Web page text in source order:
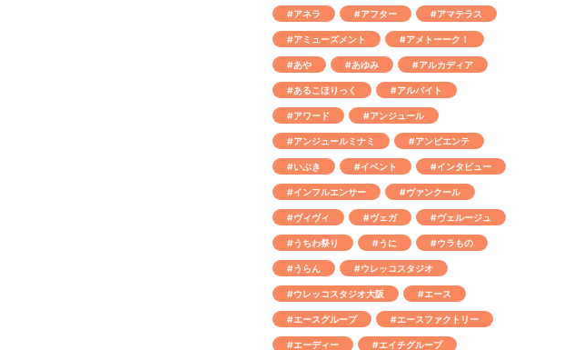
#アネラ #アフター #アマテラス
#アミューズメント #アメトーーク！
#あや #あゆみ #アルカディア
#あるこほりっく #アルバイト
#アワード #アンジュール
#アンジュールミナミ #アンビエンテ
#いぶき #イベント #インタビュー
#インフルエンサー #ヴァンクール
#ヴィヴィ #ヴェガ #ヴェルージュ
#うちわ祭り #うに #ウラもの
#うらん #ウレッコスタジオ
#ウレッコスタジオ大阪 #エース
#エースグループ #エースファクトリー
#エーディー #エイチグループ